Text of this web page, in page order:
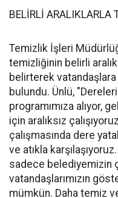
BELİRLİ ARALIKLARLA
Temizlik İşleri
temizliğinin belirli
belirterek vatandaşlara
bulundu. Ünlü,
programımıza alıyor,
için aralıksız
çalışmasında dere
ve atıkla
sadece belediyemizin
vatandaşlarımızın
mümkün. Daha temiz